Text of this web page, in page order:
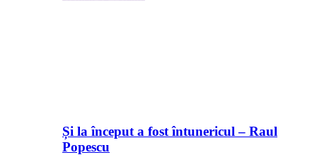
Și la început a fost întunericul – Raul
Popescu